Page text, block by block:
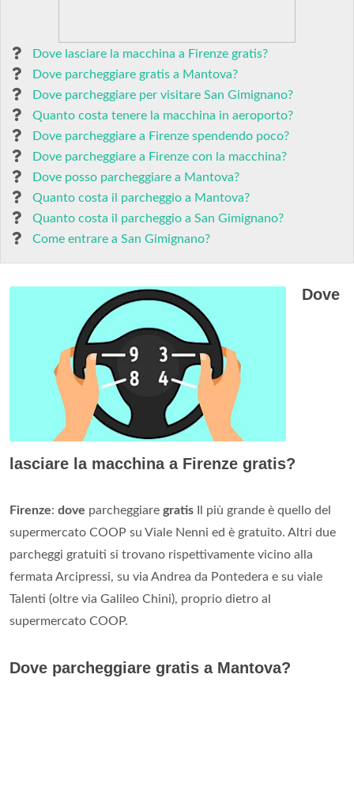
Dove lasciare la macchina a Firenze gratis?
Dove parcheggiare gratis a Mantova?
Dove parcheggiare per visitare San Gimignano?
Quanto costa tenere la macchina in aeroporto?
Dove parcheggiare a Firenze spendendo poco?
Dove parcheggiare a Firenze con la macchina?
Dove posso parcheggiare a Mantova?
Quanto costa il parcheggio a Mantova?
Quanto costa il parcheggio a San Gimignano?
Come entrare a San Gimignano?
Dove
lasciare la macchina a Firenze gratis?
Firenze: dove parcheggiare gratis Il più grande è quello del
supermercato COOP su Viale Nenni ed è gratuito. Altri due
parcheggi gratuiti si trovano rispettivamente vicino alla
fermata Arcipressi, su via Andrea da Pontedera e su viale
Talenti (oltre via Galileo Chini), proprio dietro al
supermercato COOP.
Dove parcheggiare gratis a Mantova?